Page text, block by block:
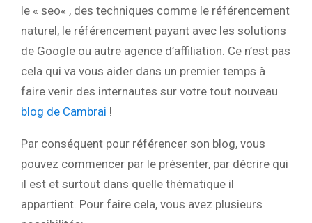
le « seo« , des techniques comme le référencement
naturel, le référencement payant avec les solutions
de Google ou autre agence d’affiliation. Ce n’est pas
cela qui va vous aider dans un premier temps à
faire venir des internautes sur votre tout nouveau
blog de Cambrai !
Par conséquent pour référencer son blog, vous
pouvez commencer par le présenter, par décrire qui
il est et surtout dans quelle thématique il
appartient. Pour faire cela, vous avez plusieurs